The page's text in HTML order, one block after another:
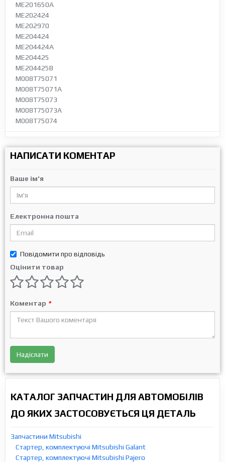
ME201650A
ME202424
ME202970
ME204424
ME204424A
ME204425
ME204425B
M008T75071
M008T75071A
M008T75073
M008T75073A
M008T75074
НАПИСАТИ КОМЕНТАР
Ваше ім'я
Електронна пошта
Повідомити про відповідь
Оцінити товар
Коментар *
Надіслати
КАТАЛОГ ЗАПЧАСТИН ДЛЯ АВТОМОБІЛІВ
ДО ЯКИХ ЗАСТОСОВУЄТЬСЯ ЦЯ ДЕТАЛЬ
Запчастини Mitsubishi
Стартер, комплектуючі Mitsubishi Galant
Стартер, комплектуючі Mitsubishi Pajero